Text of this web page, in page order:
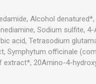
Alcohol
Sodium sulfite,
acid, Tetrasodium
Symphytum officinale
20Amino-4-